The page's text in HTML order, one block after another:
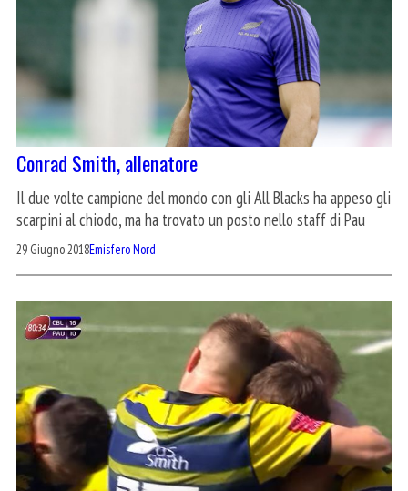
Conrad Smith, allenatore
Il due volte campione del mondo con gli All Blacks ha appeso gli
scarpini al chiodo, ma ha trovato un posto nello staff di Pau
29 Giugno 2018Emisfero Nord